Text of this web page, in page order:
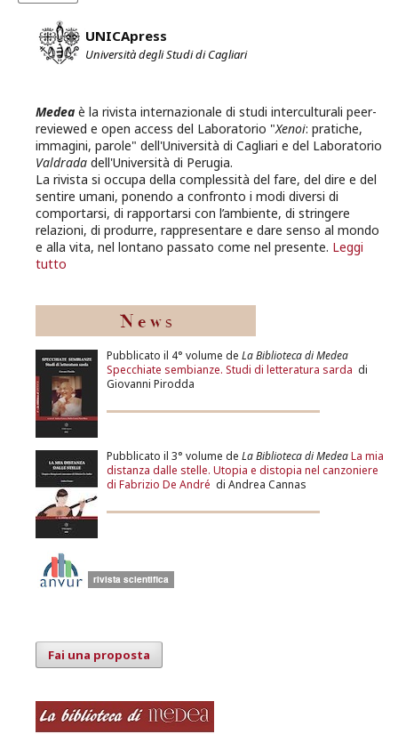
UNICApress
Università degli Studi di Cagliari
Medea è la rivista internazionale di studi interculturali peer-
reviewed e open access del Laboratorio "Xenoi: pratiche,
immagini, parole" dell'Università di Cagliari e del Laboratorio
Valdrada dell'Università di Perugia.
La rivista si occupa della complessità del fare, del dire e del
sentire umani, ponendo a confronto i modi diversi di
comportarsi, di rapportarsi con l’ambiente, di stringere
relazioni, di produrre, rappresentare e dare senso al mondo
e alla vita, nel lontano passato come nel presente. Leggi
tutto
Pubblicato il 4° volume de La Biblioteca di Medea
Specchiate sembianze. Studi di letteratura sarda di
Giovanni Pirodda
Pubblicato il 3° volume de La Biblioteca di MedeaLa mia
distanza dalle stelle. Utopia e distopia nel canzoniere
di Fabrizio De André di Andrea Cannas
Fai una proposta